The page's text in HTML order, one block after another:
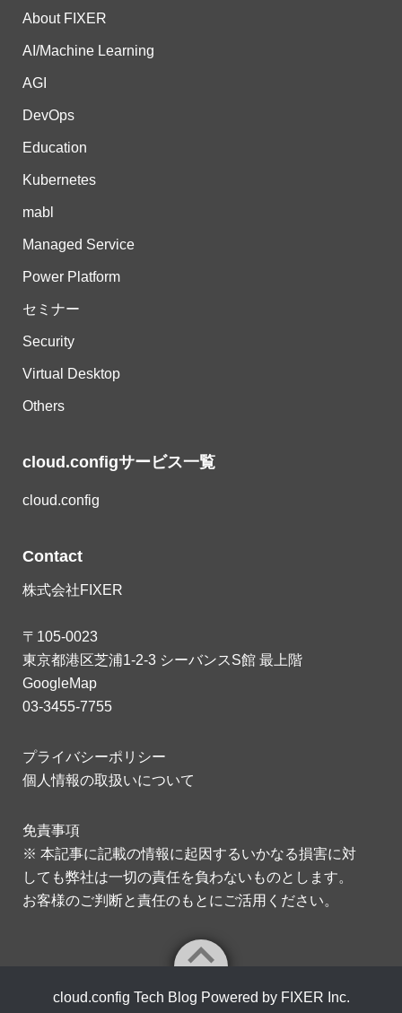
About FIXER
AI/Machine Learning
AGI
DevOps
Education
Kubernetes
mabl
Managed Service
Power Platform
セミナー
Security
Virtual Desktop
Others
cloud.configサービス一覧
cloud.config
Contact
株式会社FIXER
〒105-0023
東京都港区芝浦1-2-3 シーバンスS館 最上階
GoogleMap
03-3455-7755
プライバシーポリシー
個人情報の取扱いについて
免責事項
※ 本記事に記載の情報に起因するいかなる損害に対
しても弊社は一切の責任を負わないものとします。
お客様のご判断と責任のもとにご活用ください。
cloud.config Tech Blog Powered by FIXER Inc.